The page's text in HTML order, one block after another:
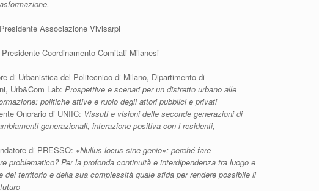
Associazione Vivisarpi
Coordinamento Comitati Milanesi
di Urbanistica del Politecnico di Milano, Dipartimento di
Urb&Com Lab: Prospettive e scenari per un distretto urbano alle
politiche attive e ruolo degli attori pubblici e privati
Onorario di UNIIC: Vissuti e visioni delle seconde generazioni di
generazionali, interazione positiva con i residenti,
di PRESSO: «Nullus locus sine genio»: perché fare
problematico? Per la profonda continuità e interdipendenza tra luogo e
del territorio e della sua complessità quale sfida per rendere possibile il